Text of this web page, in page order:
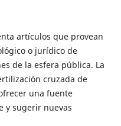
artículos que provean
o jurídico de
de la esfera pública. La
cruzada de
una fuente
y sugerir nuevas